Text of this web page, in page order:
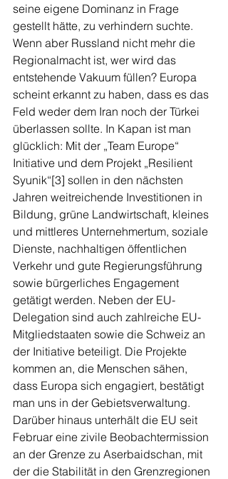
seine eigene Dominanz in Frage
gestellt hätte, zu verhindern suchte.
Wenn aber Russland nicht mehr die
Regionalmacht ist, wer wird das
entstehende Vakuum füllen? Europa
scheint erkannt zu haben, dass es das
Feld weder dem Iran noch der Türkei
überlassen sollte. In Kapan ist man
glücklich: Mit der „Team Europe“
Initiative und dem Projekt „Resilient
Syunik“[3] sollen in den nächsten
Jahren weitreichende Investitionen in
Bildung, grüne Landwirtschaft, kleines
und mittleres Unternehmertum, soziale
Dienste, nachhaltigen öffentlichen
Verkehr und gute Regierungsführung
sowie bürgerliches Engagement
getätigt werden. Neben der EU-
Delegation sind auch zahlreiche EU-
Mitgliedstaaten sowie die Schweiz an
der Initiative beteiligt. Die Projekte
kommen an, die Menschen sähen,
dass Europa sich engagiert, bestätigt
man uns in der Gebietsverwaltung.
Darüber hinaus unterhält die EU seit
Februar eine zivile Beobachtermission
an der Grenze zu Aserbaidschan, mit
der die Stabilität in den Grenzregionen